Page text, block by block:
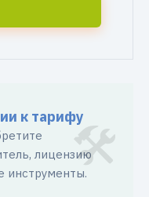
к тарифу
лицензию
инструменты.